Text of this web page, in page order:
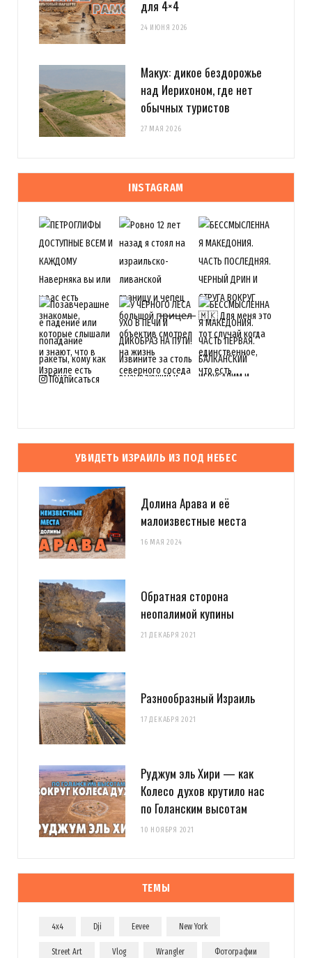
для 4×4
24 ИЮНЯ 2026
Макух: дикое бездорожье
над Иерихоном, где нет
обычных туристов
27 МАЯ 2026
INSTAGRAM
Подписаться
УВИДЕТЬ ИЗРАИЛЬ ИЗ ПОД НЕБЕС
Долина Арава и её
малоизвестные места
16 МАЯ 2024
Обратная сторона
неопалимой купины
21 ДЕКАБРЯ 2021
Разнообразный Израиль
17 ДЕКАБРЯ 2021
Руджум эль Хири — как
Колесо духов крутило нас
по Голанским высотам
10 НОЯБРЯ 2021
ТЕМЫ
4x4 Dji Eevee New York
Street Art Vlog Wrangler Фотографии